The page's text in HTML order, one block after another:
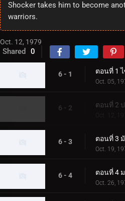
Shocker takes him to become
warriors.
Oct. 12, 1979
Shared 0
6 - 1 ตอนที่ 1
Oct. 05,
6 - 2
Oct. 12,
6 - 3
Oct. 19,
6 - 4
Oct. 26,